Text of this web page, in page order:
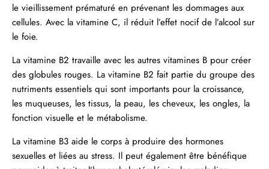
le vieillissement prématuré en prévenant les dommages aux
cellules. Avec la vitamine C, il réduit l’effet nocif de l’alcool sur
le foie.
La vitamine B2 travaille avec les autres vitamines B pour créer
des globules rouges. La vitamine B2 fait partie du groupe des
nutriments essentiels qui sont importants pour la croissance,
les muqueuses, les tissus, la peau, les cheveux, les ongles, la
fonction visuelle et le métabolisme.
La vitamine B3 aide le corps à produire des hormones
sexuelles et liées au stress. Il peut également être bénéfique